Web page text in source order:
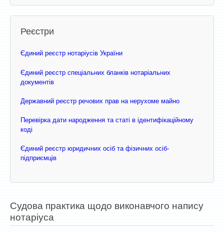
Реєстри
Єдиний реєстр нотаріусів України
Єдиний реєстр спеціальних бланків нотаріальних
документів
Державний реєстр речових прав на нерухоме майно
Перевірка дати народження та статі в ідентифікаційному
коді
Єдиний реєстр юридичних осіб та фізичних осіб-
підприємців
Судова практика щодо виконавчого напису
нотаріуса